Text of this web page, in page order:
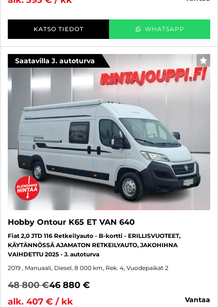
KATSO TIEDOT WHATSAPP
Saatavilla J. autoturva
Hobby Ontour K65 ET VAN 640
Fiat 2,0 JTD 116 Retkeilyauto - B-kortti - ERILLISVUOTEET,
KÄYTÄNNÖSSÄ AJAMATON RETKEILYAUTO, JAKOHIHNA
VAIHDETTU 2025 - J. autoturva
2019 , Manuaali, Diesel, 8 000 km, Rek. 4, Vuodepaikat 2
48 800 €46 880 €
alk. 407 € / kk
vantaa